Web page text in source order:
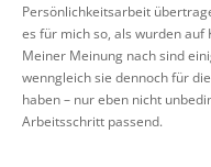
Persönlichkeitsarbeit
es für mich so, als wurden
Meiner Meinung nach sind
wenngleich sie dennoch für
haben – nur eben nicht
Arbeitsschritt passend.